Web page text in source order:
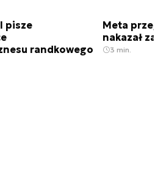
pisze
randkowego
Meta
nakazał
3 min.